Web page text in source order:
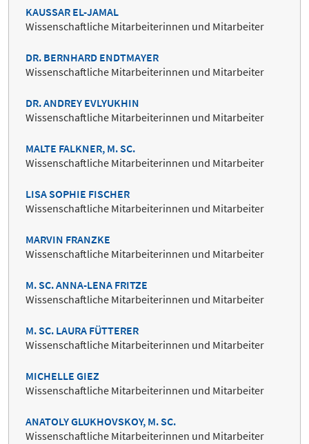
KAUSSAR EL-JAMAL
Wissenschaftliche Mitarbeiterinnen und Mitarbeiter
DR. BERNHARD ENDTMAYER
Wissenschaftliche Mitarbeiterinnen und Mitarbeiter
DR. ANDREY EVLYUKHIN
Wissenschaftliche Mitarbeiterinnen und Mitarbeiter
MALTE FALKNER, M. SC.
Wissenschaftliche Mitarbeiterinnen und Mitarbeiter
LISA SOPHIE FISCHER
Wissenschaftliche Mitarbeiterinnen und Mitarbeiter
MARVIN FRANZKE
Wissenschaftliche Mitarbeiterinnen und Mitarbeiter
M. SC. ANNA-LENA FRITZE
Wissenschaftliche Mitarbeiterinnen und Mitarbeiter
M. SC. LAURA FÜTTERER
Wissenschaftliche Mitarbeiterinnen und Mitarbeiter
MICHELLE GIEZ
Wissenschaftliche Mitarbeiterinnen und Mitarbeiter
ANATOLY GLUKHOVSKOY, M. SC.
Wissenschaftliche Mitarbeiterinnen und Mitarbeiter